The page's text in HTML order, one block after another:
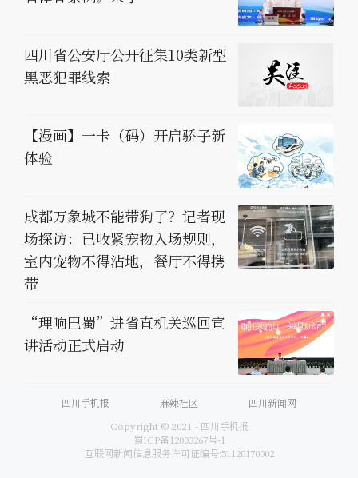
四川省公安厅公开征集10类新型
黑恶犯罪线索
【漫画】一卡（码）开启骄子新
体验
成都万象城不能带狗了？记者现
场探访：已收紧宠物入场规则，
室内宠物不得沾地，餐厅不得携
带
“理响巴蜀”进省直机关巡回宣
讲活动正式启动
四川手机报 麻辣社区
四川新闻网
Copyright © 2021 - 四川手机报
蜀ICP备12003267号-1
互联网新闻信息服务许可证编号:51120170002